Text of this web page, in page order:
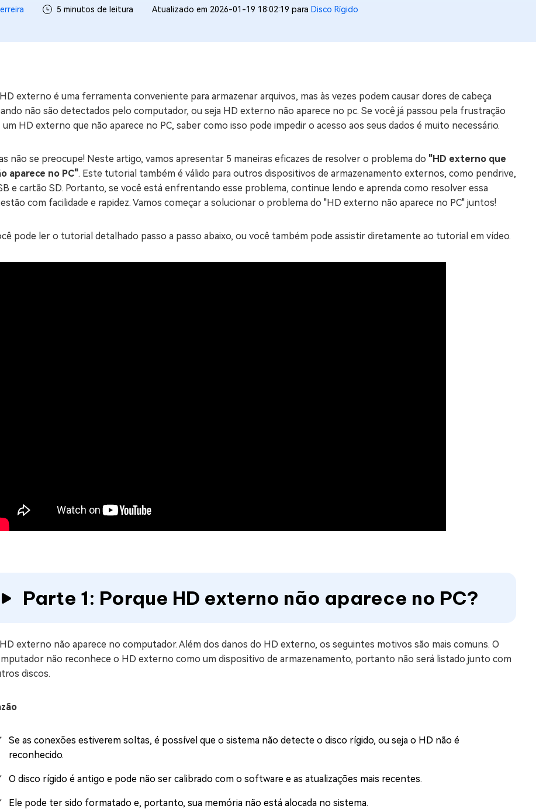
Android
Excluir arquivos duplicados e limpar arquivos inúteis no Mac
Mac Boot Genius
Grátis
Corrigir Erros de Mac Grátis
Verificador de Atualização do Windows 11 Grátis
5 minutos de leitura Atualizado em 2026-01-19 18:02:19 para Disco Rígido
externo é uma ferramenta conveniente para armazenar arquivos, mas às vezes podem causar dores de cabeça
não são detectados pelo computador, ou seja HD externo não aparece no pc. Se você já passou pela frustração
um HD externo que não aparece no PC, saber como isso pode impedir o acesso aos seus dados é muito necessário.
não se preocupe! Neste artigo, vamos apresentar 5 maneiras eficazes de resolver o problema do "HD externo que
aparece no PC". Este tutorial também é válido para outros dispositivos de armazenamento externos, como pendrive,
e cartão SD. Portanto, se você está enfrentando esse problema, continue lendo e aprenda como resolver essa
com facilidade e rapidez. Vamos começar a solucionar o problema do "HD externo não aparece no PC" juntos!
pode ler o tutorial detalhado passo a passo abaixo, ou você também pode assistir diretamente ao tutorial em vídeo.
Parte 1: Porque HD externo não aparece no PC?
externo não aparece no computador. Além dos danos do HD externo, os seguintes motivos são mais comuns. O
não reconhece o HD externo como um dispositivo de armazenamento, portanto não será listado junto com
discos.
Se as conexões estiverem soltas, é possível que o sistema não detecte o disco rígido, ou seja o HD não é
reconhecido.
O disco rígido é antigo e pode não ser calibrado com o software e as atualizações mais recentes.
Ele pode ter sido formatado e, portanto, sua memória não está alocada no sistema.